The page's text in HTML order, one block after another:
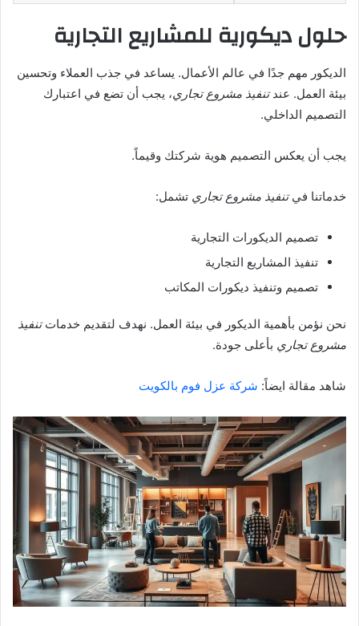
حلول ديكورية للمشاريع التجارية
الديكور مهم جدًا في عالم الأعمال. يساعد في جذب العملاء وتحسين
بيئة العمل. عندتنفيذ مشروع تجاري، يجب أن تضع في اعتبارك
التصميم الداخلي.
يجب أن يعكس التصميم هوية شركتك وقيماً.
خدماتنا فيتنفيذ مشروع تجاري تشمل:
تصميم الديكورات التجارية
تنفيذ المشاريع التجارية
تصميم وتنفيذ ديكورات المكاتب
نحن نؤمن بأهمية الديكور في بيئة العمل. نهدف لتقديم خدماتتنفيذ
مشروع تجاري بأعلى جودة.
شاهد مقالة ايضاً: شركة عزل فوم بالكويت